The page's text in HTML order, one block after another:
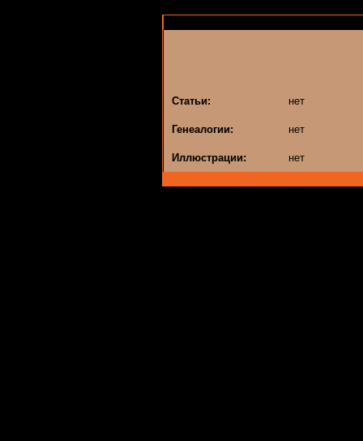
Статьи: нет
Генеалогии: нет
Иллюстрации: нет